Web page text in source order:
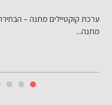
ערכת קוקטיילים מתנה –
מתנה...